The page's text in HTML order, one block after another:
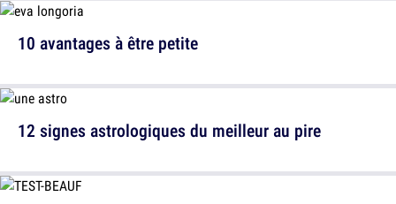
10 avantages à être petite
12 signes astrologiques du meilleur au pire